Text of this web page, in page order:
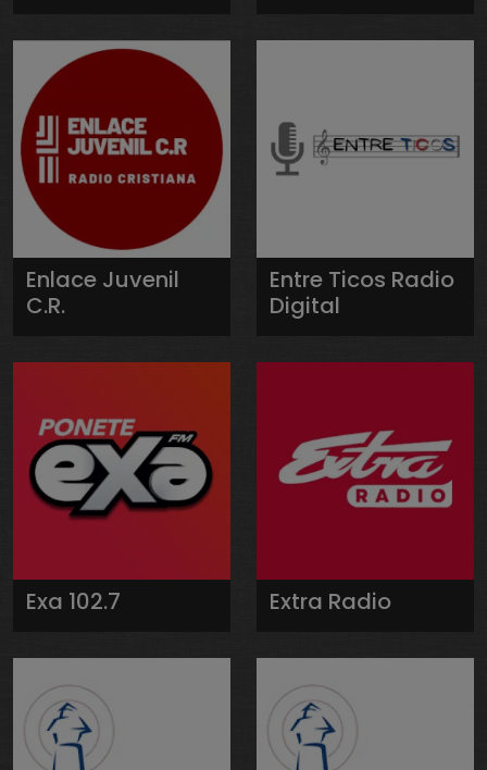
Enlace Juvenil
C.R.
Entre Ticos Radio
Digital
Exa 102.7 Extra Radio